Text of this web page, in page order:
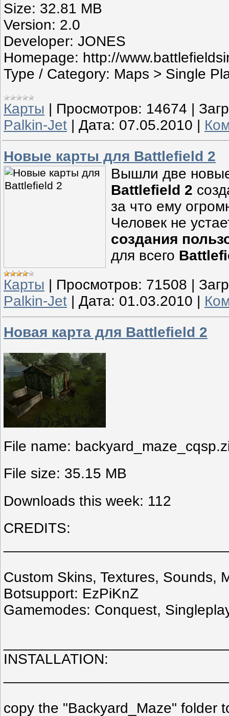
Size: 32.81 MB
Version: 2.0
Developer: JONES
Homepage: http://
Type / Category: Maps > Single
Карты | Просмотров: 14674 |
Palkin-Jet | Дата: 07.05.2010 |
Новые карты для Battlefield 2
Вышли две
Battlefield 2
за что ему
Человек не
создания
для всего
Карты | Просмотров: 71508 |
Palkin-Jet | Дата: 01.03.2010 |
Новая карта для Battlefield 2
File name:
File size: 35.15 MB
Downloads this week: 112
CREDITS:
Custom Skins, Textures, Sounds,
Botsupport: EzPiKnZ
Gamemodes: Conquest,
INSTALLATION:
copy the "Backyard_Maze" folder